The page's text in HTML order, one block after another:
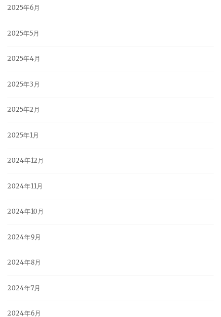
2025年6月
2025年5月
2025年4月
2025年3月
2025年2月
2025年1月
2024年12月
2024年11月
2024年10月
2024年9月
2024年8月
2024年7月
2024年6月